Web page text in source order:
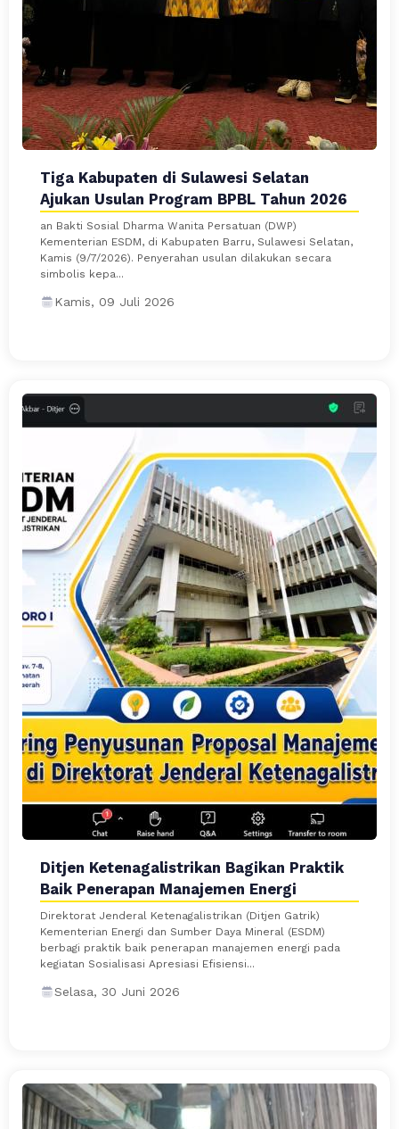
Tiga Kabupaten di Sulawesi Selatan
Ajukan Usulan Program BPBL Tahun 2026
an Bakti Sosial Dharma Wanita Persatuan (DWP)
Kementerian ESDM, di Kabupaten Barru, Sulawesi Selatan,
Kamis (9/7/2026). Penyerahan usulan dilakukan secara
simbolis kepa...
Kamis, 09 Juli 2026
Ditjen Ketenagalistrikan Bagikan Praktik
Baik Penerapan Manajemen Energi
Direktorat Jenderal Ketenagalistrikan (Ditjen Gatrik)
Kementerian Energi dan Sumber Daya Mineral (ESDM)
berbagi praktik baik penerapan manajemen energi pada
kegiatan Sosialisasi Apresiasi Efisiensi...
Selasa, 30 Juni 2026